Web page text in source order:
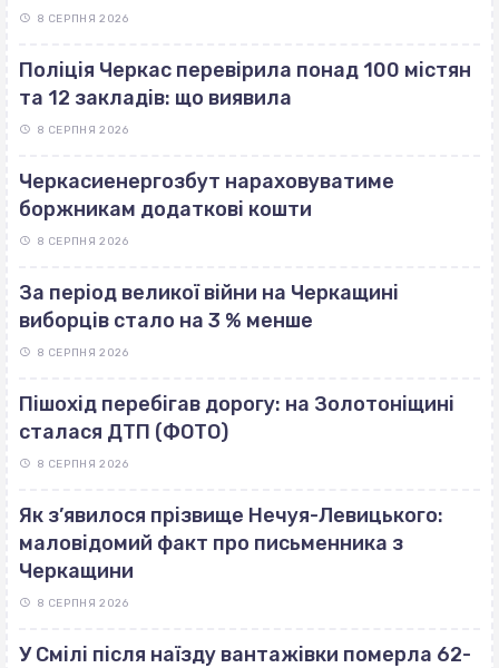
8 СЕРПНЯ 2026
Поліція Черкас перевірила понад 100 містян
та 12 закладів: що виявила
8 СЕРПНЯ 2026
Черкасиенергозбут нараховуватиме
боржникам додаткові кошти
8 СЕРПНЯ 2026
За період великої війни на Черкащині
виборців стало на 3 % менше
8 СЕРПНЯ 2026
Пішохід перебігав дорогу: на Золотоніщині
сталася ДТП (ФОТО)
8 СЕРПНЯ 2026
Як з’явилося прізвище Нечуя-Левицького:
маловідомий факт про письменника з
Черкащини
8 СЕРПНЯ 2026
У Смілі після наїзду вантажівки померла 62-